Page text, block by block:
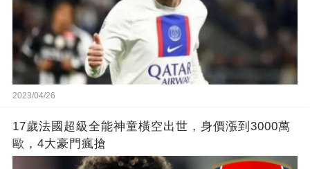
2023/04/26
17歲法國超級全能神童橫空出世，身價漲到3000萬
歐，4大豪門瘋搶